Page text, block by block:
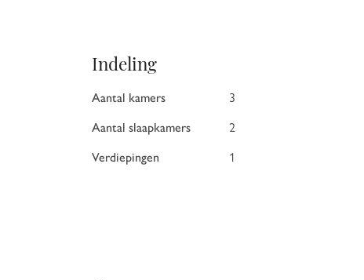
Indeling
Aantal kamers
3
Aantal slaapkamers
2
Verdiepingen
1